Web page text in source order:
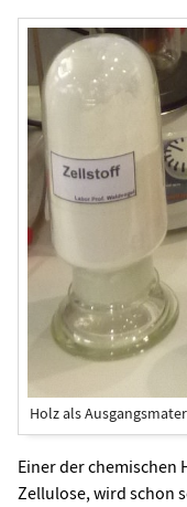
Holz als
Einer der chemischen
Zellulose, wird schon